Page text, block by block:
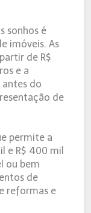
sonhos é
imóveis. As
de R$
e a
antes do
de
permite a
e R$ 400 mil
ou bem
de
reformas e